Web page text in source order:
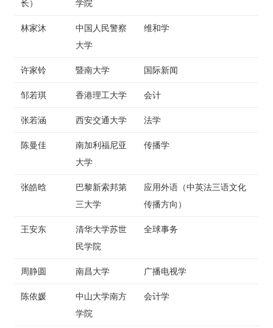
长） 学院
林家沐
中国人民警察
大学
维和学
许家铃 暨南大学 国际新闻
邹若琪 香港理工大学 会计
张若涵 西安交通大学 法学
陈曼佳
南加利福尼亚
大学
传播学
张皓晗
巴黎新索邦第
三大学
应用外语（中英法三语文化
传播方向）
王安东
清华大学苏世
民学院
全球事务
周静圆 南昌大学 广播电视学
陈依媛
中山大学南方
学院
会计学